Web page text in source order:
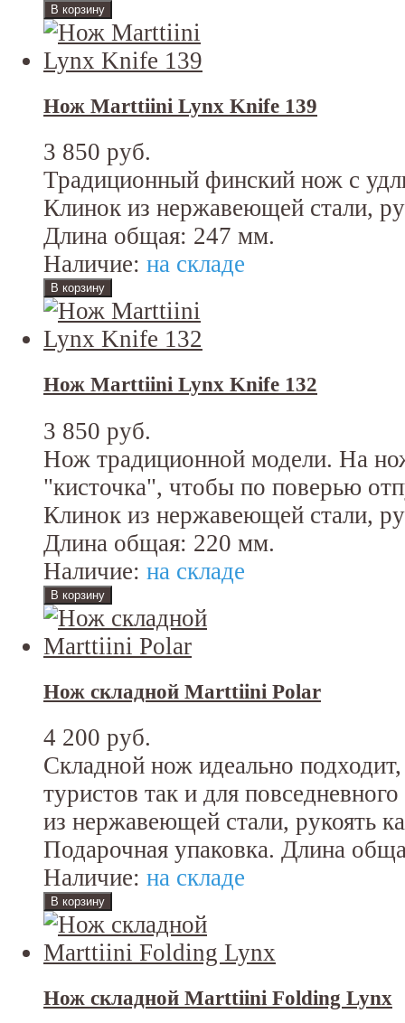
Нож Marttiini Lynx Knife 139
3 850 руб.
Традиционный финский нож с
Клинок из нержавеющей стали,
Длина общая: 247 мм.
Наличие: на складе
Нож Marttiini Lynx Knife 132
3 850 руб.
Нож традиционной модели. На
"кисточка", чтобы по поверью
Клинок из нержавеющей стали,
Длина общая: 220 мм.
Наличие: на складе
Нож складной Marttiini Polar
4 200 руб.
Складной нож идеально
туристов так и для
из нержавеющей стали, рукоять
Подарочная упаковка. Длина
Наличие: на складе
Нож складной Marttiini Folding Lynx